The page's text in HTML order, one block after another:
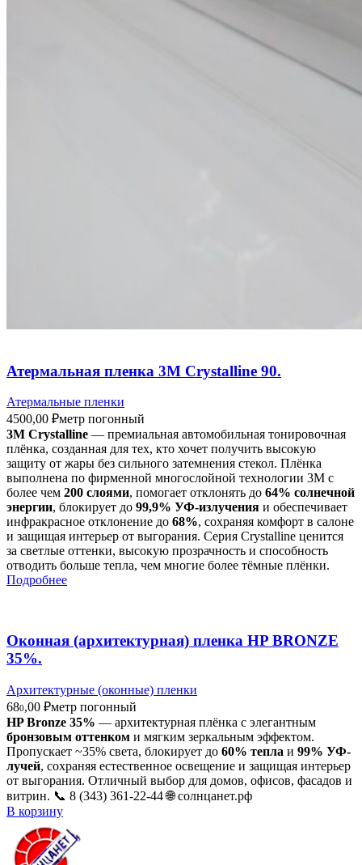
Атермальная пленка 3M Crystalline 90.
Атермальные пленки
4500,00 ₽метр погонный
3M Crystalline — премиальная автомобильная тонировочная
плёнка, созданная для тех, кто хочет получить высокую
защиту от жары без сильного затемнения стекол. Плёнка
выполнена по фирменной многослойной технологии 3M с
более чем 200 слоями, помогает отклонять до 64% солнечной
энергии, блокирует до 99,9% УФ-излучения и обеспечивает
инфракрасное отклонение до 68%, сохраняя комфорт в салоне
и защищая интерьер от выгорания. Серия Crystalline ценится
за светлые оттенки, высокую прозрачность и способность
отводить больше тепла, чем многие более тёмные плёнки.
Подробнее
Оконная (архитектурная) пленка HP BRONZE
35%.
Архитектурные (оконные) пленки
680,00 ₽метр погонный
HP Bronze 35% — архитектурная плёнка с элегантным
бронзовым оттенком и мягким зеркальным эффектом.
Пропускает ~35% света, блокирует до 60% тепла и 99% УФ-
лучей, сохраняя естественное освещение и защищая интерьер
от выгорания. Отличный выбор для домов, офисов, фасадов и
витрин. 📞 8 (343) 361-22-44 🌐 солнцанет.рф
В корзину